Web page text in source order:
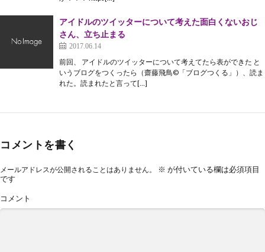
アイドルのツイッターについて考えた面白くないおじ
さん、立ち止まる
2017.06.14
前回、 アイドルのツイッターについて考えてたら表ができた と
いうブログをつくったら（齋藤飛鳥©「ブログつくる」）、読ま
れた。読まれたと言って[…]
コメントを書く
メールアドレスが公開されることはありません。 ※ が付いている欄は必須項目
です
コメント